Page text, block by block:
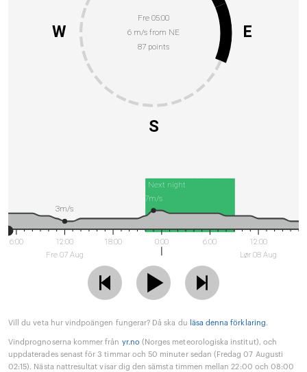
Fre 05:00
6 m/s from NE
87 points
E
S
W
Next night
6:00
12:00
Fre 07 Aug
18:00 0:00 6:00
12:00
Lør 08 Aug
7m/s
3m/s
Vill du veta hur vindpoängen fungerar? Då ska du läsa denna förklaring.
Vindprognoserna kommer från yr.no (Norges meteorologiska institut), och
uppdaterades senast för 3 timmar och 50 minuter sedan (Fredag 07 Augusti
02:15). Nästa nattresultat visar dig den sämsta timmen mellan 22:00 och 08:00